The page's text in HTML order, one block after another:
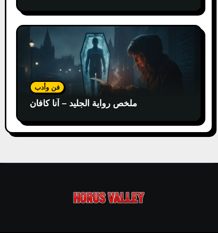
فن وأدب
ملخص رواية الجليد – آنا كافان